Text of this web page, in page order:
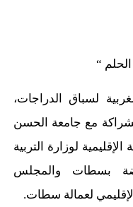
“
لسباق الدراجات،
مع جامعة الحسن
لوزارة التربية
بسطات والمجلس
لعمالة سطات.